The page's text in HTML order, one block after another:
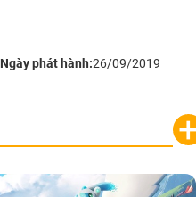
Ngày phát hành:26/09/2019